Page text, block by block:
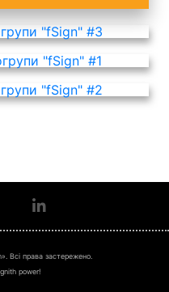
Всі права застережено.
power!